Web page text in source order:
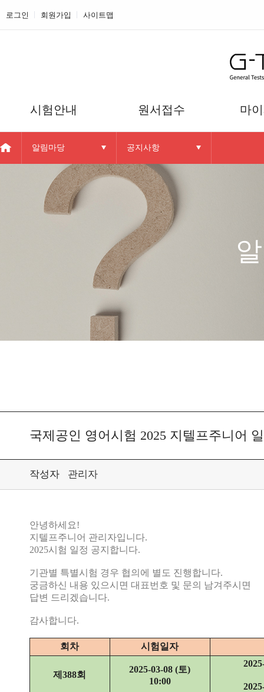
로그인 회원가입 사이트맵
시험안내
G-TELP 소개
G-TELP 소개
G-TELP 활용현황
G-TELP Jr. 개요
원서접수
시험일정
접수안내
응시 안내
응시접수 안내
문의사항
정기시험접수
지정접수처
마
알림마당 공지사항
국제공인 영어시험 2025 지텔프주니어
작성자 관리자
안녕하세요!
지텔프주니어 관리자입니다.
2025시험 일정 공지합니다.
기관별 특별시험 경우 협의에 별도 진행합니다.
궁금하신 내용 있으시면 대표번호 및 문의 남겨주시면
답변 드리겠습니다.
감사합니다.
회차 시험일자
제388회
2025-03-08 (토)
10:00